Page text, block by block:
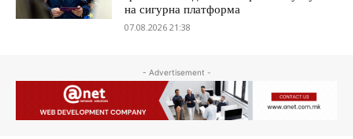
на сигурна платформа
07.08.2026 21:38
- Advertisement -